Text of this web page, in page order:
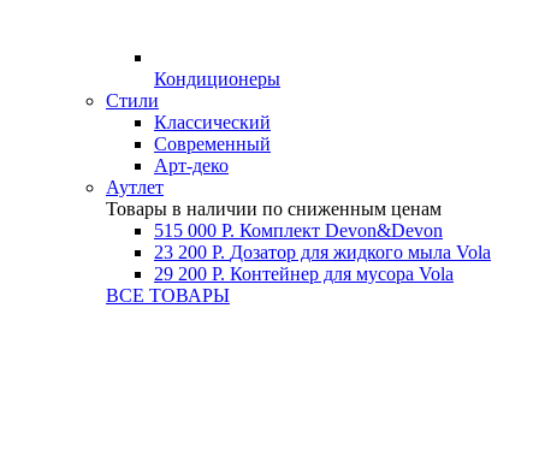
Кондиционеры
Стили
Классический
Современный
Арт-деко
Аутлет
Товары в наличии по сниженным ценам
515 000 Р. Комплект Devon&Devon
23 200 Р. Дозатор для жидкого мыла Vola
29 200 Р. Контейнер для мусора Vola
ВСЕ ТОВАРЫ